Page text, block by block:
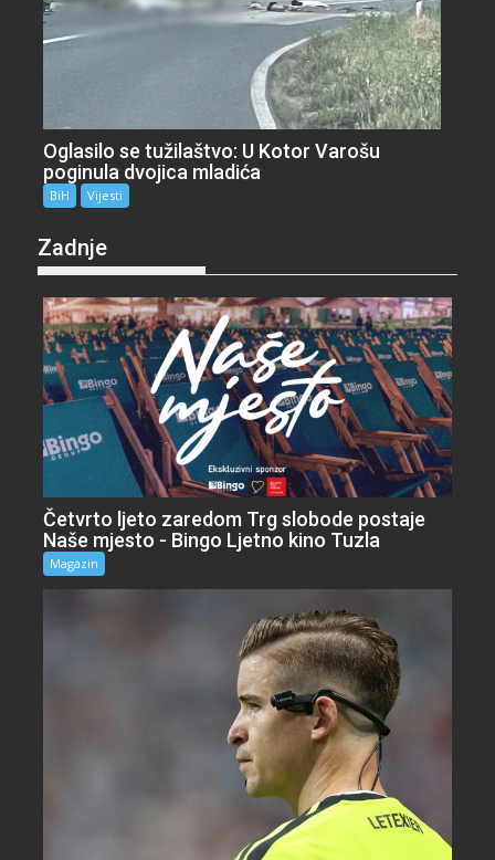
Oglasilo se tužilaštvo: U Kotor Varošu
poginula dvojica mladića
BiH Vijesti
Zadnje
Četvrto ljeto zaredom Trg slobode postaje
Naše mjesto - Bingo Ljetno kino Tuzla
Magazin